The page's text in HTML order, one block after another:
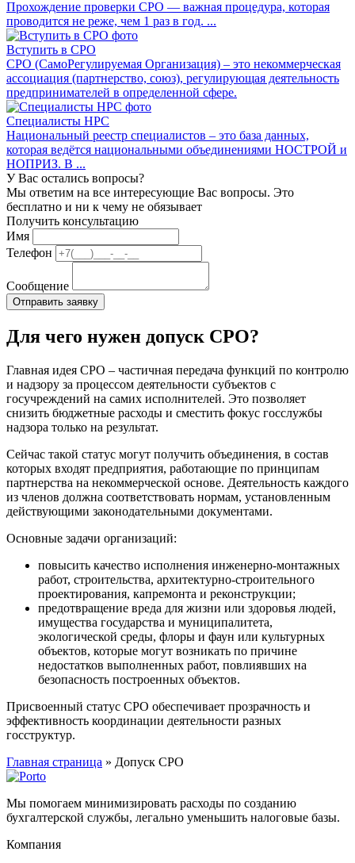
Прохождение проверки СРО — важная процедура, которая
проводится не реже, чем 1 раз в год. ...
Вступить в СРО
СРО (СамоРегулируемая Организация) – это некоммерческая
ассоциация (партнерство, союз), регулирующая деятельность
предпринимателей в определенной сфере.
Специалисты НРС
Национальный реестр специалистов – это база данных,
которая ведётся национальными объединениями НОСТРОЙ и
НОПРИЗ. В ...
У Вас остались вопросы?
Мы ответим на все интересующие Вас вопросы. Это
бесплатно и ни к чему не обязывает
Получить консультацию
Имя
Телефон
Сообщение
Для чего нужен допуск СРО?
Главная идея СРО – частичная передача функций по контролю
и надзору за процессом деятельности субъектов с
госучреждений на самих исполнителей. Это позволяет
снизить бюджетные расходы и сместить фокус госслужбы
надзора только на результат.
Сейчас такой статус могут получить объединения, в состав
которых входят предприятия, работающие по принципам
партнерства на некоммерческой основе. Деятельность каждого
из членов должна соответствовать нормам, установленным
действующими законодательными документами.
Основные задачи организаций:
повысить качество исполнения инженерно-монтажных
работ, строительства, архитектурно-строительного
проектирования, капремонта и реконструкции;
предотвращение вреда для жизни или здоровья людей,
имущества государства и муниципалитета,
экологической среды, флоры и фаун или культурных
объектов, которые могут возникать по причине
недостатков выполненных работ, повлиявших на
безопасность построенных объектов.
Присвоенный статус СРО обеспечивает прозрачность и
эффективность координации деятельности разных
госструктур.
Главная страница » Допуск СРО
Мы помогаем минимизировать расходы по созданию
бухгалтерской службы, легально уменьшить налоговые базы.
Компания